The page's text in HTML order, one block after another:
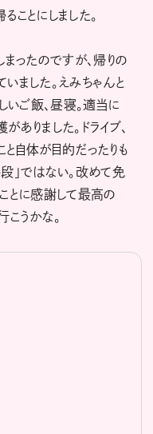
とにしました。
まったのですが、帰りの
ました。えみちゃんと
いご飯、昼寝。適当に
りました。ドライブ、
自体が目的だったりも
」ではない。改めて免
とに感謝して最高の
こうかな。